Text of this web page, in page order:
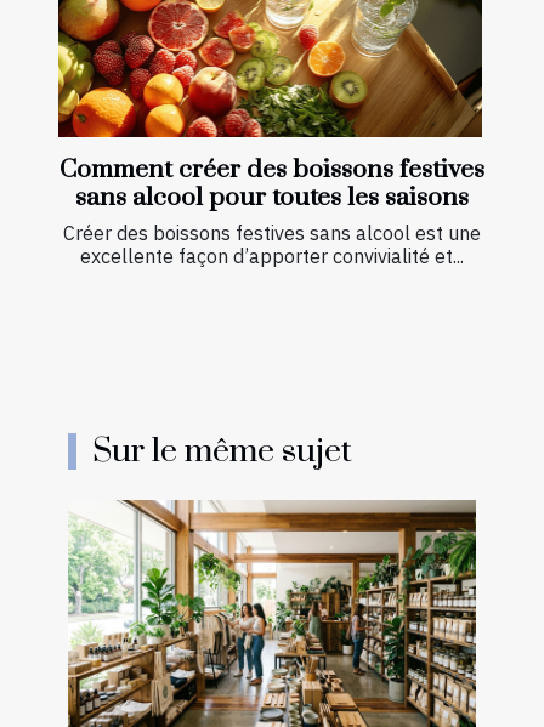
Comment créer des boissons festives
sans alcool pour toutes les saisons
Créer des boissons festives sans alcool est une
excellente façon d’apporter convivialité et...
Sur le même sujet